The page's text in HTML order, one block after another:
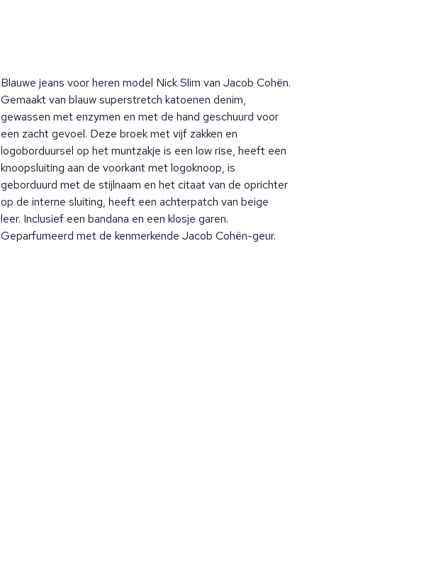
Blauwe jeans voor heren model Nick Slim van Jacob Cohën.
Gemaakt van blauw superstretch katoenen denim,
gewassen met enzymen en met de hand geschuurd voor
een zacht gevoel. Deze broek met vijf zakken en
logoborduursel op het muntzakje is een low rise, heeft een
knoopsluiting aan de voorkant met logoknoop, is
geborduurd met de stijlnaam en het citaat van de oprichter
op de interne sluiting, heeft een achterpatch van beige
leer. Inclusief een bandana en een klosje garen.
Geparfumeerd met de kenmerkende Jacob Cohën-geur.